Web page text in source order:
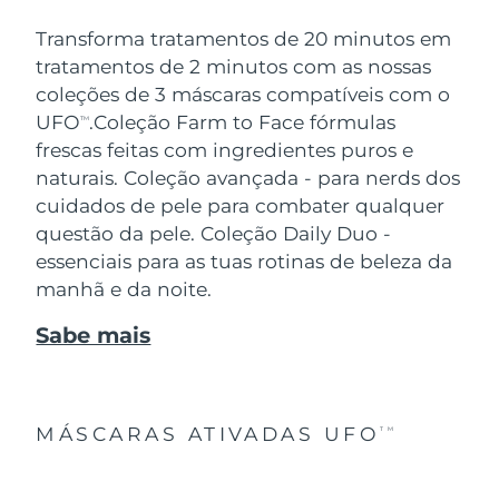
Transforma tratamentos de 20 minutos em
tratamentos de 2 minutos com as nossas
coleções de 3 máscaras compatíveis com o
UFOTM.Coleção Farm to Face fórmulas
frescas feitas com ingredientes puros e
naturais. Coleção avançada - para nerds dos
cuidados de pele para combater qualquer
questão da pele. Coleção Daily Duo -
essenciais para as tuas rotinas de beleza da
manhã e da noite.
Sabe mais
MÁSCARAS ATIVADAS UFOTM